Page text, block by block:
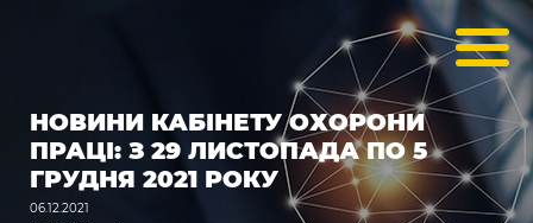
НОВИНИ КАБІНЕТУ ОХОРОНИ
ПРАЦІ: З 29 ЛИСТОПАДА ПО 5
ГРУДНЯ 2021 РОКУ
06.12.2021